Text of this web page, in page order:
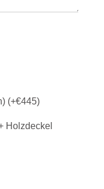
(+€445)
Holzdeckel